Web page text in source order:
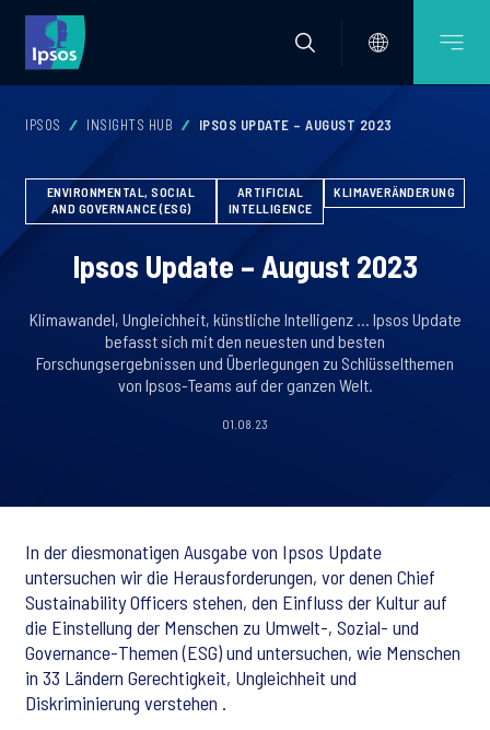
IPSOS INSIGHTS HUB IPSOS UPDATE – AUGUST 2023
ENVIRONMENTAL, SOCIAL
AND GOVERNANCE (ESG)
ARTIFICIAL
INTELLIGENCE
KLIMAVERÄNDERUNG
Ipsos Update – August 2023
Klimawandel, Ungleichheit, künstliche Intelligenz … Ipsos Update
befasst sich mit den neuesten und besten
Forschungsergebnissen und Überlegungen zu Schlüsselthemen
von Ipsos-Teams auf der ganzen Welt.
01.08.23
In der diesmonatigen Ausgabe von Ipsos Update
untersuchen wir die Herausforderungen, vor denen Chief
Sustainability Officers stehen, den Einfluss der Kultur auf
die Einstellung der Menschen zu Umwelt-, Sozial- und
Governance-Themen (ESG) und untersuchen, wie Menschen
in 33 Ländern Gerechtigkeit, Ungleichheit und
Diskriminierung verstehen .